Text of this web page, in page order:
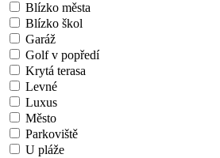
Blízko města
Blízko škol
Garáž
Golf v popředí
Krytá terasa
Levné
Luxus
Město
Parkoviště
U pláže